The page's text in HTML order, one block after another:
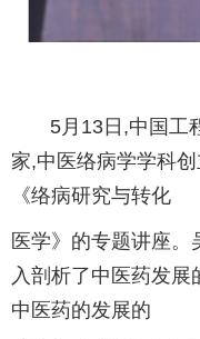
5月13日,中国工程
家,中医络病学学科
《络病研究与转化
医学》的专题讲座
入剖析了中医药发
中医药的发展的